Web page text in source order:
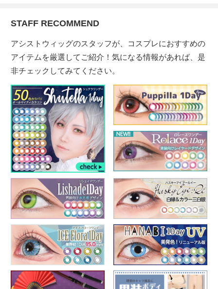
STAFF RECOMMEND
アシストウィッグのスタッフが、コスプレにおすすめの
アイテムを厳選してご紹介！気になる情報があれば、是
非チェックしてみてください。